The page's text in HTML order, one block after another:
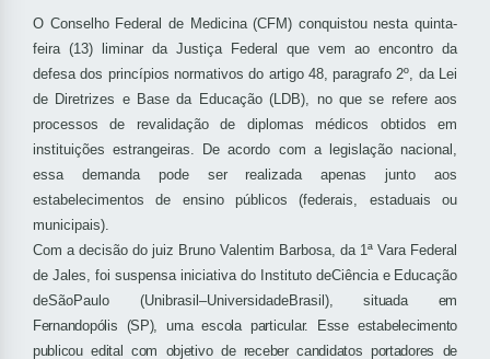
O Conselho Federal de Medicina (CFM) conquistou nesta quinta-
feira (13) liminar da Justiça Federal que vem ao encontro da
defesa dos princípios normativos do artigo 48, paragrafo 2º, da Lei
de Diretrizes e Base da Educação (LDB), no que se refere aos
processos de revalidação de diplomas médicos obtidos em
instituições estrangeiras. De acordo com a legislação nacional,
essa demanda pode ser realizada apenas junto aos
estabelecimentos de ensino públicos (federais, estaduais ou
municipais).
Com a decisão do juiz Bruno Valentim Barbosa, da 1ª Vara Federal
de Jales, foi suspensa iniciativa do Instituto deCiênciae Educação
deSãoPaulo (Unibrasil–UniversidadeBrasil), situada em
Fernandopólis (SP), uma escola particular. Esse estabelecimento
publicou edital com objetivo de receber candidatos portadores de